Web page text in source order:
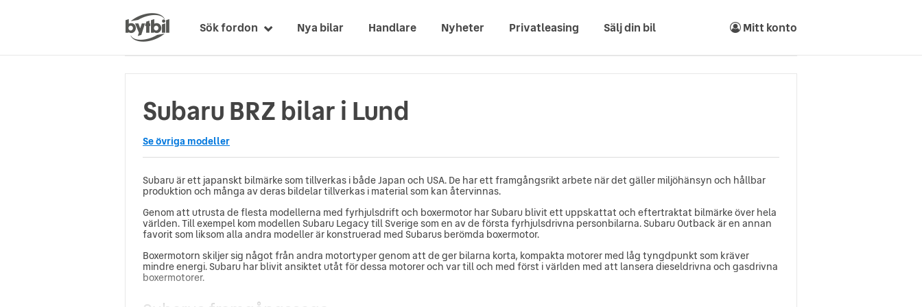
Sök fordon Nya bilar Handlare Nyheter Privatleasing Sälj din bil Mitt konto
Subaru BRZ bilar i Lund
Se övriga modeller
Subaru är ett japanskt bilmärke som tillverkas i både Japan och USA. De har ett framgångsrikt arbete när det gäller miljöhänsyn och hållbar
produktion och många av deras bildelar tillverkas i material som kan återvinnas.
Genom att utrusta de flesta modellerna med fyrhjulsdrift och boxermotor har Subaru blivit ett uppskattat och eftertraktat bilmärke över hela
världen. Till exempel kom modellen Subaru Legacy till Sverige som en av de första fyrhjulsdrivna personbilarna. Subaru Outback är en annan
favorit som liksom alla andra modeller är konstruerad med Subarus berömda boxermotor.
Boxermotorn skiljer sig något från andra motortyper genom att de ger bilarna korta, kompakta motorer med låg tyngdpunkt som kräver
mindre energi. Subaru har blivit ansiktet utåt för dessa motorer och var till och med först i världen med att lansera dieseldrivna och gasdrivna
boxermotorer.